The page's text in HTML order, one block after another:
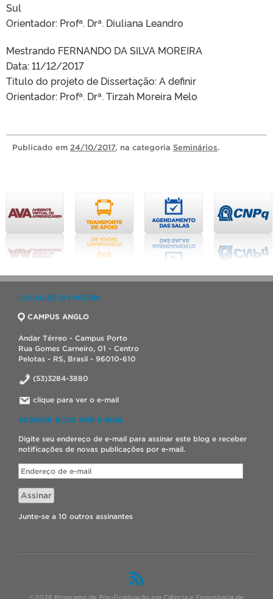
Sul
Orientador: Profª. Drª. Diuliana Leandro
Mestrando FERNANDO DA SILVA MOREIRA
Data: 11/12/2017
Título do projeto de Dissertação: A definir
Orientador: Profª. Drª. Tirzah Moreira Melo
Publicado em 24/10/2017, na categoria Seminários.
LOCALIZE O PPGCEM
CAMPUS ANGLO
Andar Térreo - Campus Porto
Rua Gomes Carneiro, 01 - Centro
Pelotas - RS, Brasil - 96010-610
(53)3284-3880
clique para ver o e-mail
ASSINAR BLOG POR E-MAIL
Digite seu endereço de e-mail para assinar este blog e receber
notificações de novas publicações por e-mail.
Endereço
de
e-
mail
Assinar
Junte-se a 10 outros assinantes
©2026 Programa de Pós-Graduação em Ciência e Engenharia de